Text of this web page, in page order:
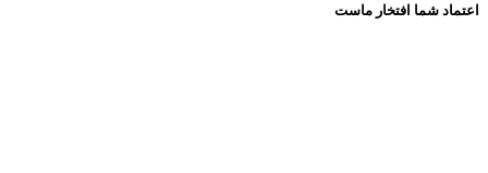
اعتماد شما افتخار ماست